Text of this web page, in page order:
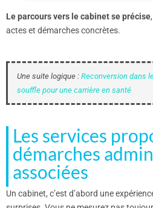
Le parcours vers le cabinet se précise
actes et démarches concrètes.
Une suite logique : Reconversion dans
souffle pour une carrière en santé
Les services
démarches
associées
Un cabinet, c’est d’abord une